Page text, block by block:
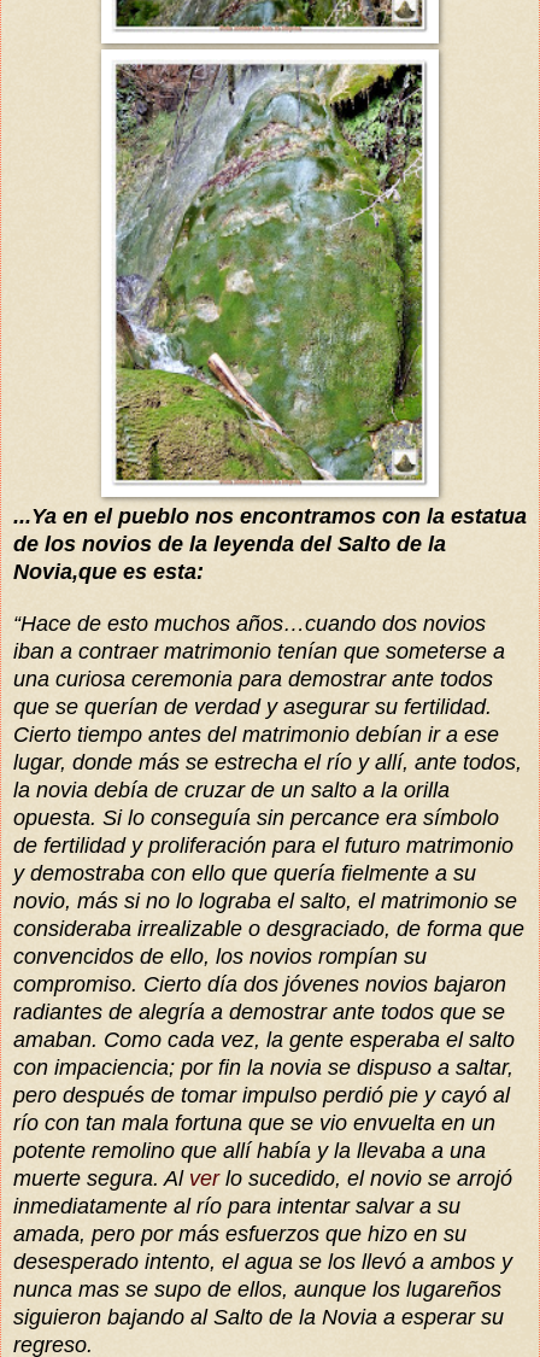
...Ya en el pueblo nos encontramos con la estatua
de los novios de la leyenda del Salto de la
Novia,que es esta:
“Hace de esto muchos años…cuando dos novios
iban a contraer matrimonio tenían que someterse a
una curiosa ceremonia para demostrar ante todos
que se querían de verdad y asegurar su fertilidad.
Cierto tiempo antes del matrimonio debían ir a ese
lugar, donde más se estrecha el río y allí, ante todos,
la novia debía de cruzar de un salto a la orilla
opuesta. Si lo conseguía sin percance era símbolo
de fertilidad y proliferación para el futuro matrimonio
y demostraba con ello que quería fielmente a su
novio, más si no lo lograba el salto, el matrimonio se
consideraba irrealizable o desgraciado, de forma que
convencidos de ello, los novios rompían su
compromiso. Cierto día dos jóvenes novios bajaron
radiantes de alegría a demostrar ante todos que se
amaban. Como cada vez, la gente esperaba el salto
con impaciencia; por fin la novia se dispuso a saltar,
pero después de tomar impulso perdió pie y cayó al
río con tan mala fortuna que se vio envuelta en un
potente remolino que allí había y la llevaba a una
muerte segura. Al verlo sucedido, el novio se arrojó
inmediatamente al río para intentar salvar a su
amada, pero por más esfuerzos que hizo en su
desesperado intento, el agua se los llevó a ambos y
nunca mas se supo de ellos, aunque los lugareños
siguieron bajando al Salto de la Novia a esperar su
regreso.